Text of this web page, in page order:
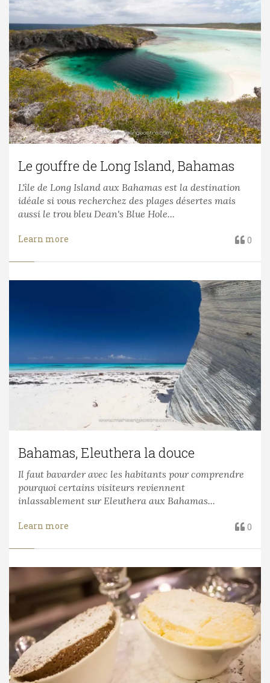
Le gouffre de Long Island, Bahamas
L'île de Long Island aux Bahamas est la destination
idéale si vous recherchez des plages désertes mais
aussi le trou bleu Dean's Blue Hole...
Learn more 0
Bahamas, Eleuthera la douce
Il faut bavarder avec les habitants pour comprendre
pourquoi certains visiteurs reviennent
inlassablement sur Eleuthera aux Bahamas...
Learn more 0